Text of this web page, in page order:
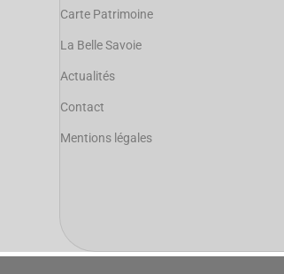
Carte Patrimoine
La Belle Savoie
Actualités
Contact
Mentions légales